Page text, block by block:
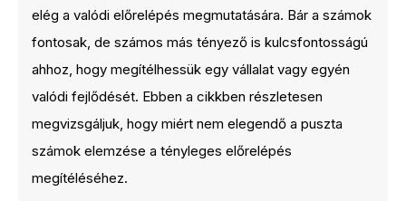
elég a valódi előrelépés megmutatására. Bár a számok
fontosak, de számos más tényező is kulcsfontosságú
ahhoz, hogy megítélhessük egy vállalat vagy egyén
valódi fejlődését. Ebben a cikkben részletesen
megvizsgáljuk, hogy miért nem elegendő a puszta
számok elemzése a tényleges előrelépés
megítéléséhez.